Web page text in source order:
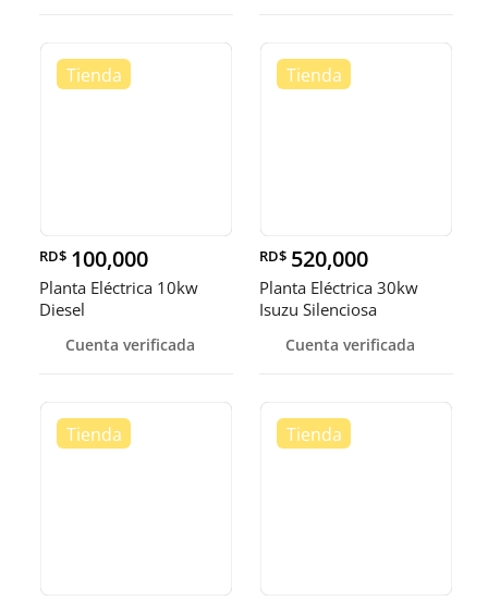
RD$ 100,000
Planta Eléctrica 10kw
Diesel
Cuenta verificada
RD$ 520,000
Planta Eléctrica 30kw
Isuzu Silenciosa
Cuenta verificada